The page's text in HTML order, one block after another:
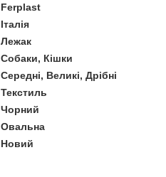
Ferplast
Італія
Лежак
Собаки, Кішки
Середні, Великі, Дрібні
Текстиль
Чорний
Овальна
Новий